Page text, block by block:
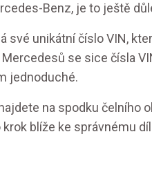
Benz, je to ještě
své unikátní číslo VIN,
se sice čísla
jednoduché.
na spodku čelního
blíže ke správnému